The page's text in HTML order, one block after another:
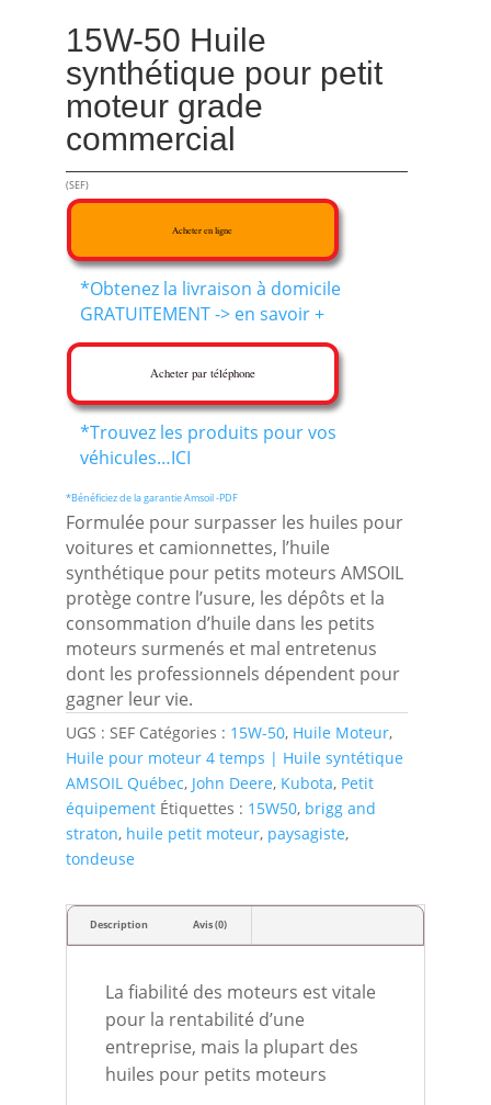
15W-50 Huile
synthétique pour petit
moteur grade
commercial
(SEF)
Acheter en ligne
*Obtenez la livraison à domicile
GRATUITEMENT -> en savoir +
Acheter par téléphone
*Trouvez les produits pour vos
véhicules…ICI
*Bénéficiez de la garantie Amsoil -PDF
Formulée pour surpasser les huiles pour
voitures et camionnettes, l’huile
synthétique pour petits moteurs AMSOIL
protège contre l’usure, les dépôts et la
consommation d’huile dans les petits
moteurs surmenés et mal entretenus
dont les professionnels dépendent pour
gagner leur vie.
UGS : SEF Catégories : 15W-50, Huile Moteur,
Huile pour moteur 4 temps | Huile syntétique
AMSOIL Québec, John Deere, Kubota, Petit
équipement Étiquettes : 15W50, brigg and
straton, huile petit moteur, paysagiste,
tondeuse
Description Avis (0)
La fiabilité des moteurs est vitale
pour la rentabilité d’une
entreprise, mais la plupart des
huiles pour petits moteurs